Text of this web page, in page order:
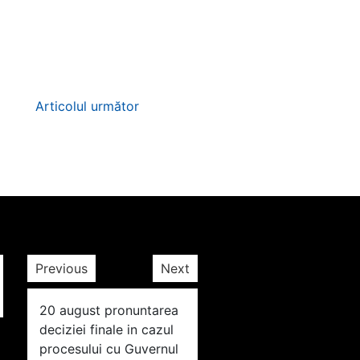
Articolul următor
Previous Next